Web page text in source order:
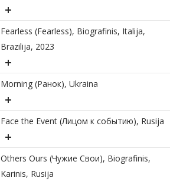
Fearless (Fearless), Biografinis, Italija,
Brazilija, 2023
Morning (Ранок), Ukraina
Face the Event (Лицом к событию), Rusija
Others Ours (Чужие Свои), Biografinis,
Karinis, Rusija